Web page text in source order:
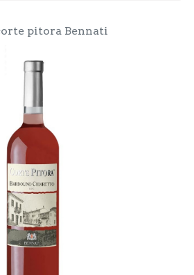
pitora Bennati